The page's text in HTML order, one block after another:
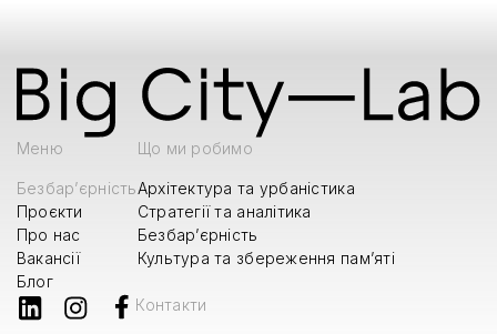
Меню
Безбар’єрність
Проєкти
Про нас
Вакансії
Блог
Що ми робимо
Архітектура та урбаністика
Стратегії та аналітика
Безбар’єрність
Культура та збереження пам’яті
Контакти